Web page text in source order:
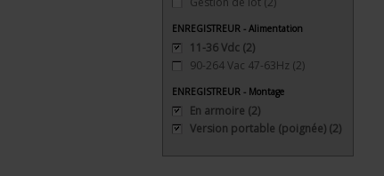
ENREGISTREUR - Alimentation
11-36 Vdc (2)
90-264 Vac 47-63Hz (2)
ENREGISTREUR - Montage
En armoire (2)
Version portable (poignée) (2)